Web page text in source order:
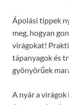
Ápolási tippek
meg, hogyan
virágokat!
tápanyagok és
gyönyörűek
A nyár a virágok